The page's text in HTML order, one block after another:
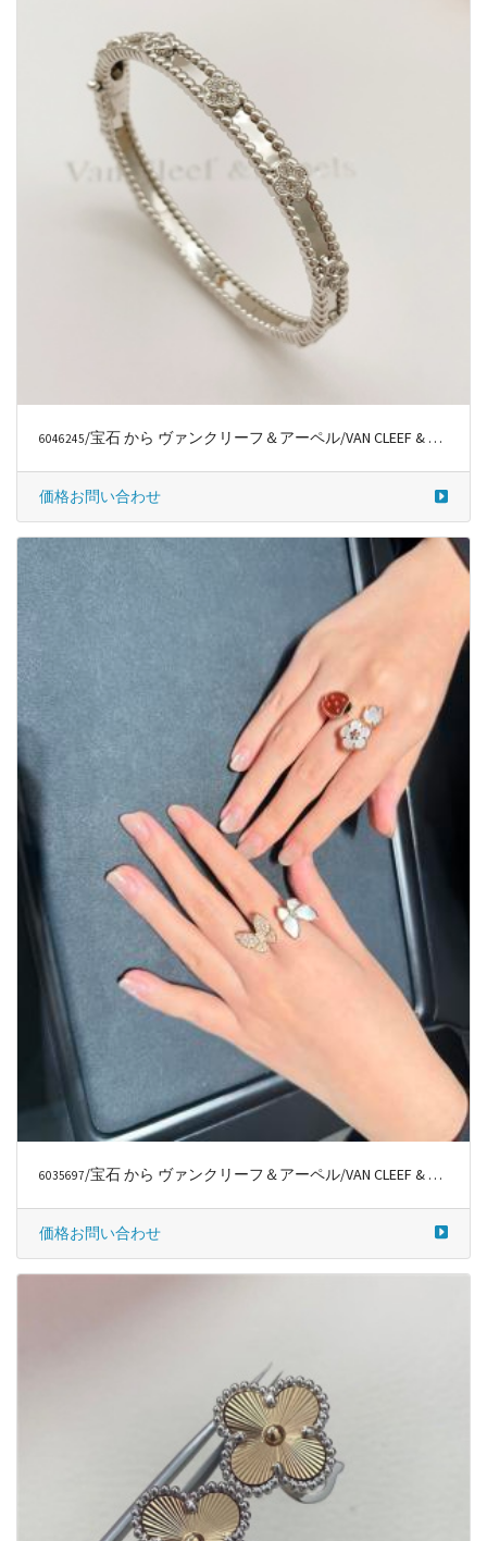
6046245/宝石 から ヴァンクリーフ＆アーペル/VAN CLEEF & ARPELS
価格お問い合わせ
6035697/宝石 から ヴァンクリーフ＆アーペル/VAN CLEEF & ARPELS
価格お問い合わせ